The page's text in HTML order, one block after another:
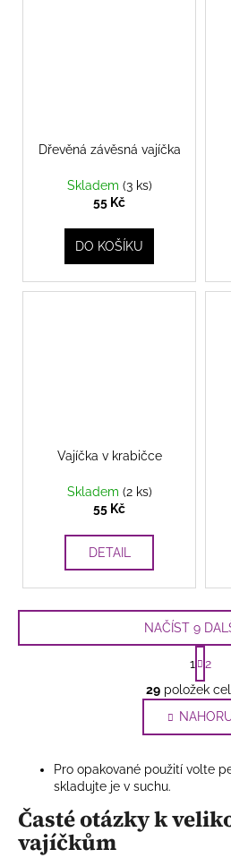
Dřevěná závěsná vajíčka
Skladem (3 ks)
55 Kč
DO KOŠÍKU
Vajíčka v krabičce
Skladem (2 ks)
55 Kč
DETAIL
O
v
l
á
d
a
í
NAČÍST 9
S
t
r
á
n
k
v
n
í
1
2
29položek
Pro opakované použití volte
skladujte je v suchu.
Časté otázky k
vajíčkům